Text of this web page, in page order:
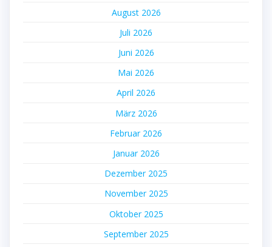
August 2026
Juli 2026
Juni 2026
Mai 2026
April 2026
März 2026
Februar 2026
Januar 2026
Dezember 2025
November 2025
Oktober 2025
September 2025